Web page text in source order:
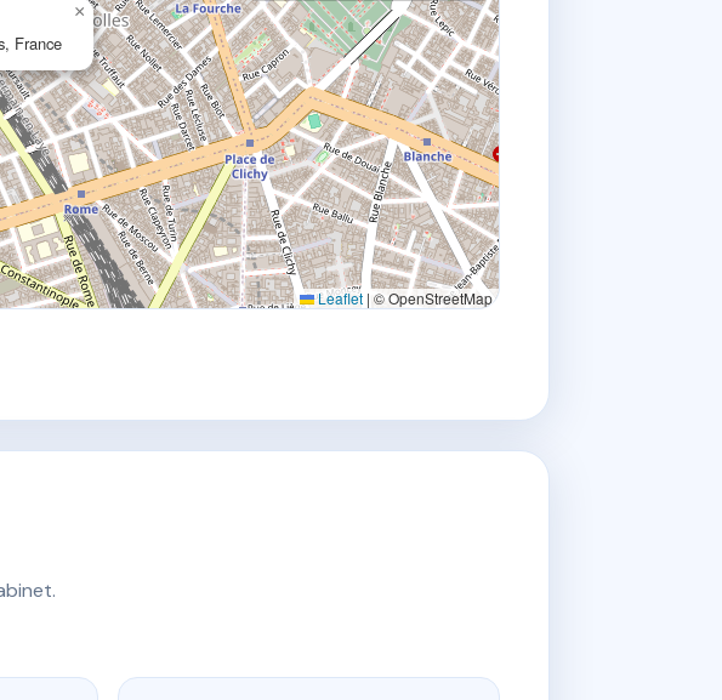
France
×
Leaflet | © OpenStreetMap